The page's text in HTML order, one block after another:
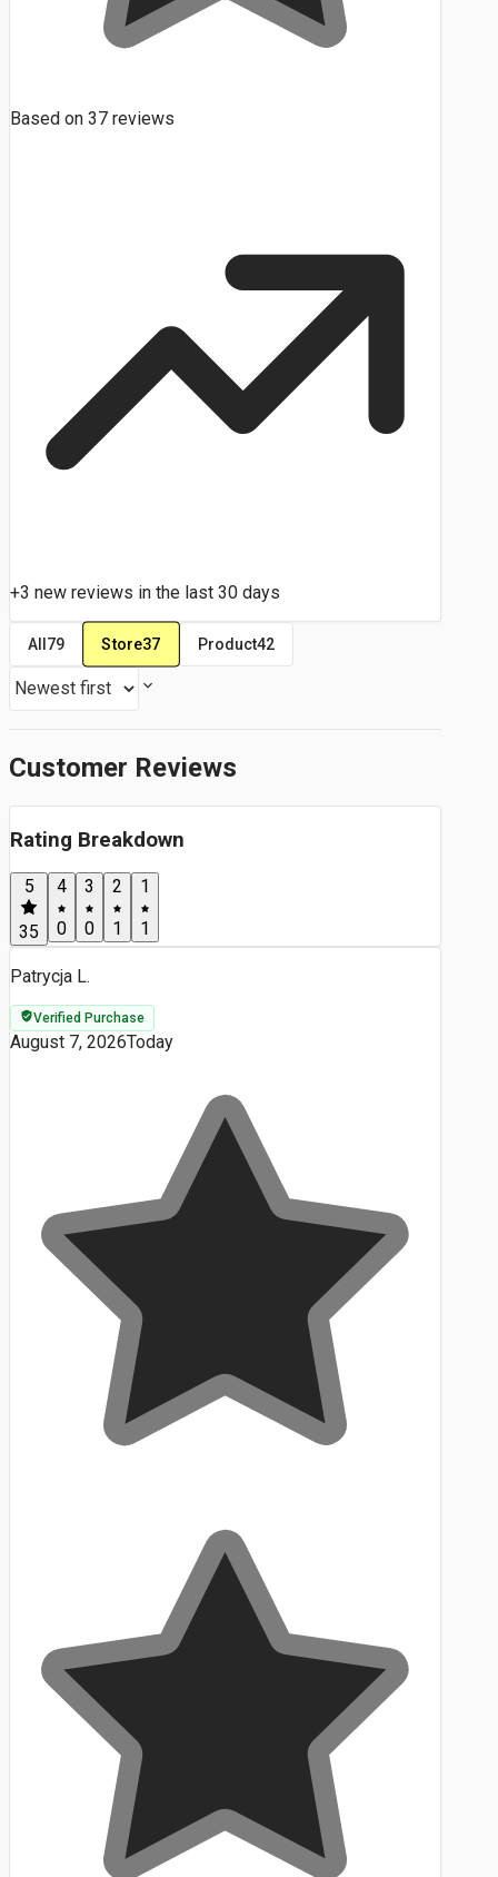
Based on 37 reviews
+3 new reviews in the last 30 days
All 79 Store37 Product42
Customer Reviews
Rating Breakdown
5
35
4
0
3
0
2
1
1
1
Patrycja L.
Verified Purchase
August 7, 2026Today